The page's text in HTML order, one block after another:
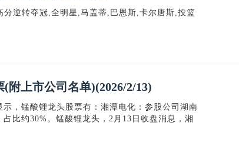
分逆转夺冠,全明星,马盖蒂,巴恩斯,卡尔唐斯,投篮
附上市公司名单)(2026/2/13)
，锰酸锂龙头股票有：湘潭电化：参股公司湖南
比约30%。锰酸锂龙头，2月13日收盘消息，湘